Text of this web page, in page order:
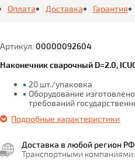
Оплата Доставка Гарантия
Артикул:00000092604
Наконечник сварочный D=2.0,
20 шт./упаковка
Оборудование
требований
Подробные характеристики
Доставка в любой регион РФ
Транспортными компаниями: